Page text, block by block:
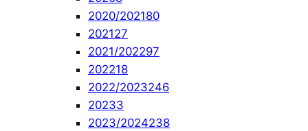
2020/202180
202127
2021/202297
202218
2022/2023246
20233
2023/2024238